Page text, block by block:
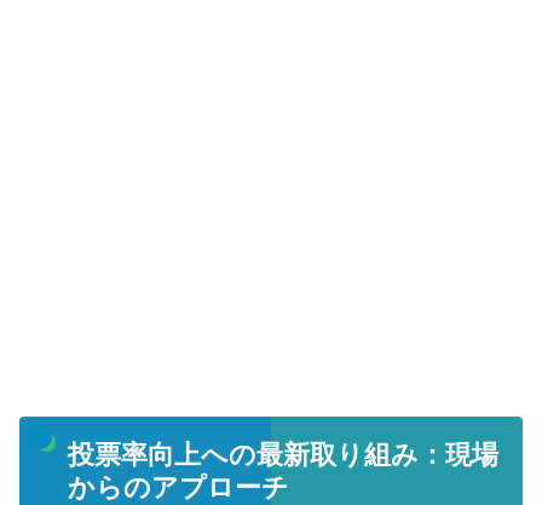
投票率向上への最新取り組み：現場
からのアプローチ